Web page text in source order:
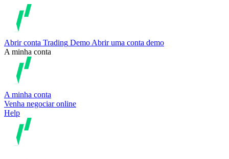
Abrir conta Trading Demo Abrir uma conta demo
A minha conta
A minha conta
Venha negociar online
Help